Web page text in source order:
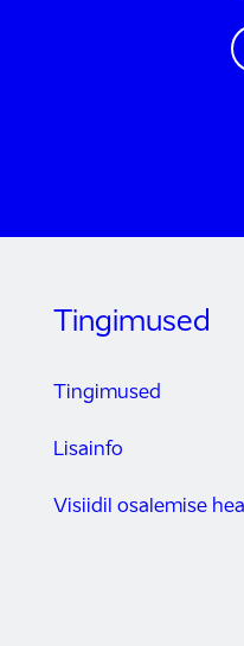
Tingimused
Tingimused
Lisainfo
Visiidil osalemise